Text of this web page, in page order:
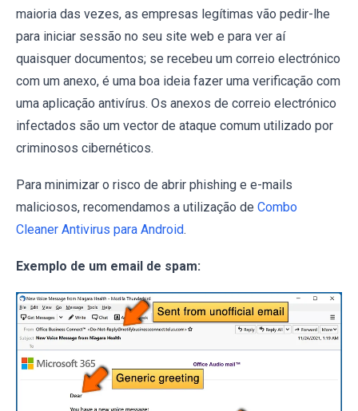
maioria das vezes, as empresas legítimas vão pedir-lhe
para iniciar sessão no seu site web e para ver aí
quaisquer documentos; se recebeu um correio electrónico
com um anexo, é uma boa ideia fazer uma verificação com
uma aplicação antivírus. Os anexos de correio electrónico
infectados são um vector de ataque comum utilizado por
criminosos cibernéticos.
Para minimizar o risco de abrir phishing e e-mails
maliciosos, recomendamos a utilização de Combo
Cleaner Antivirus para Android.
Exemplo de um email de spam: